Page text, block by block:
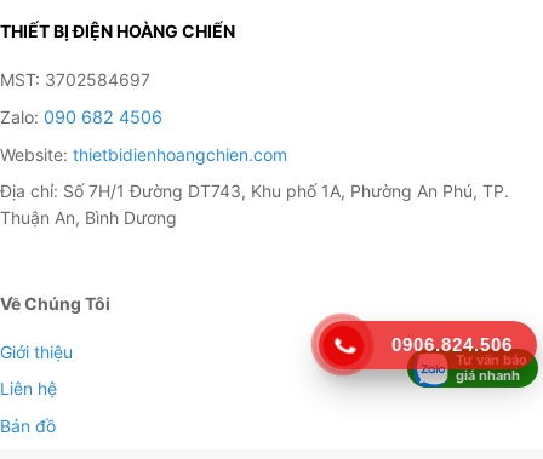
THIẾT BỊ ĐIỆN HOÀNG CHIẾN
MST: 3702584697
Zalo: 090 682 4506
Website: thietbidienhoangchien.com
Địa chỉ: Số 7H/1 Đường DT743, Khu phố 1A, Phường An Phú, TP.
Thuận An, Bình Dương
Về Chúng Tôi
Giới thiệu
Liên hệ
Bản đồ
Tư vấn báo
giá nhanh
0906.824.506